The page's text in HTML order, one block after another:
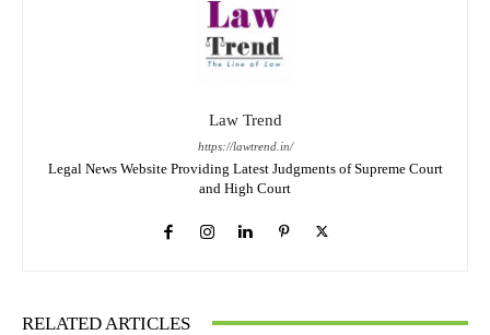
Law Trend
https://lawtrend.in/
Legal News Website Providing Latest Judgments of Supreme Court
and High Court
RELATED ARTICLES